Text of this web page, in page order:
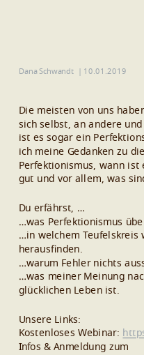
Dana Schwandt 10.01.2019
Die meisten von uns
sich selbst, an andere
ist es sogar ein
ich meine Gedanken zu
Perfektionismus, wann
gut und vor allem, was
Du erfährst, …
…was Perfektionismus
…in welchem Teufelskreis
herausfinden.
…warum Fehler nichts
…was meiner Meinung
glücklichen Leben ist.
Unsere Links:
Kostenloses Webinar:
Infos & Anmeldung zum